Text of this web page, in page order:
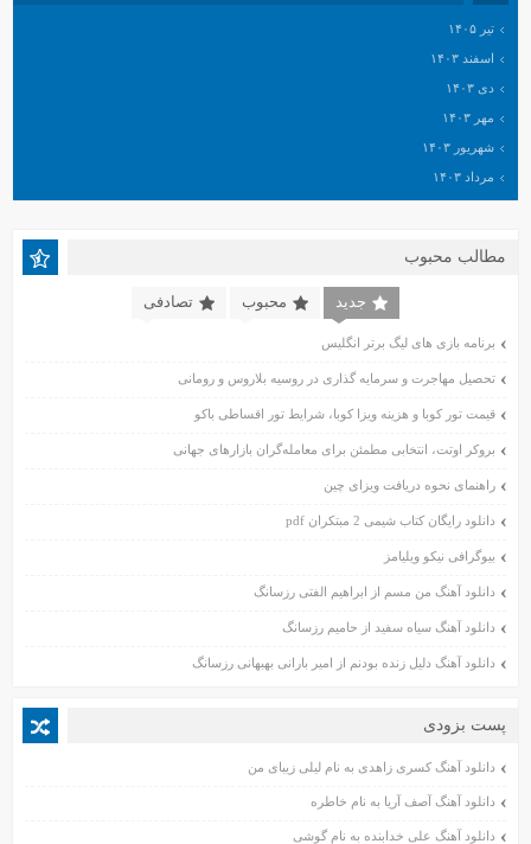
تیر ۱۴۰۵
اسفند ۱۴۰۳
دی ۱۴۰۳
مهر ۱۴۰۳
شهریور ۱۴۰۳
مرداد ۱۴۰۳
اسفند ۱۴۰۲
آبان ۱۴۰۲
مهر ۱۴۰۲
شهریور ۱۴۰۲
مرداد ۱۴۰۲
اردیبهشت ۱۴۰۲
فروردین ۱۴۰۲
آبان ۱۴۰۱
مهر ۱۴۰۱
اردیبهشت ۱۴۰۱
فروردین ۱۴۰۱
اسفند ۱۴۰۰
مطالب محبوب
جدید محبوب تصادفی
برنامه بازی های لیگ برتر انگلیس
تحصیل مهاجرت و سرمایه گذاری در روسیه بلاروس و رومانی
قیمت تور کوبا و هزینه ویزا کوبا، شرایط تور اقساطی باکو
بروکر اوتت، انتخابی مطمئن برای معامله‌گران بازارهای جهانی
راهنمای نحوه دریافت ویزای چین
دانلود رایگان کتاب شیمی 2 مبتکران pdf
بیوگرافی نیکو ویلیامز
دانلود آهنگ من مسم از ابراهیم الفتی رزسانگ
دانلود آهنگ سیاه سفید از حامیم رزسانگ
دانلود آهنگ دلیل زنده بودنم از امیر بارانی بهبهانی رزسانگ
پست بزودی
دانلود آهنگ کسری زاهدی به نام لیلی زیبای من
دانلود آهنگ آصف آریا به نام خاطره
دانلود آهنگ علی خدابنده به نام گوشی